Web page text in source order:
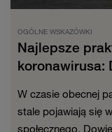
OGÓLNE WSKAZÓWKI
Najlepsze
koronawirusa:
W czasie obecnej
stale pojawiają się
społecznego.